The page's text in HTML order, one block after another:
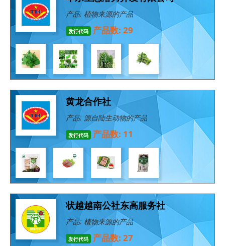
产品: 植物来源的产品
发行代码 产品数: 29
黄龙合作社
产品: 源自陆生动物的产品
发行代码 产品数: 11
状越越南公社东高服务社
产品: 植物来源的产品
发行代码 产品数: 27